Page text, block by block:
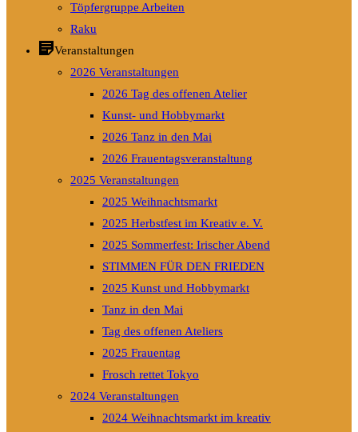
Töpfergruppe Arbeiten
Raku
Veranstaltungen
2026 Veranstaltungen
2026 Tag des offenen Atelier
Kunst- und Hobbymarkt
2026 Tanz in den Mai
2026 Frauentagsveranstaltung
2025 Veranstaltungen
2025 Weihnachtsmarkt
2025 Herbstfest im Kreativ e. V.
2025 Sommerfest: Irischer Abend
STIMMEN FÜR DEN FRIEDEN
2025 Kunst und Hobbymarkt
Tanz in den Mai
Tag des offenen Ateliers
2025 Frauentag
Frosch rettet Tokyo
2024 Veranstaltungen
2024 Weihnachtsmarkt im kreativ